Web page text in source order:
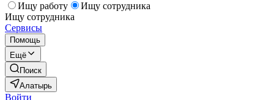
Ищу работу
Ищу сотрудника
Ищу сотрудника
Сервисы
Помощь
Ещё
Поиск
Алатырь
Войти